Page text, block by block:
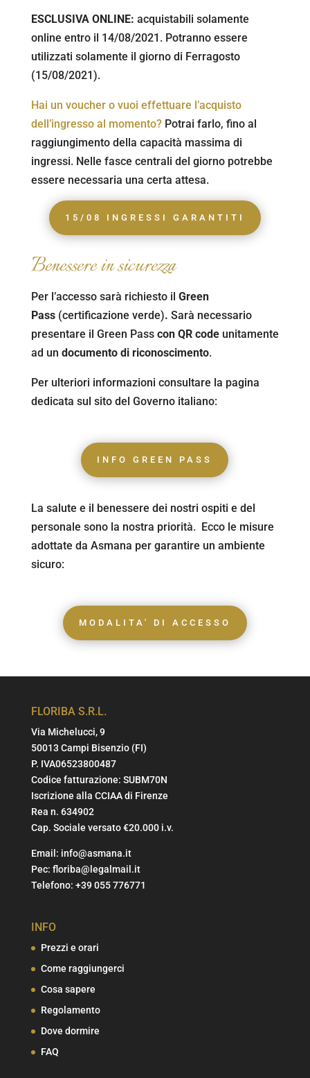
ESCLUSIVA ONLINE: acquistabili solamente
online entro il 14/08/2021. Potranno essere
utilizzati solamente il giorno di Ferragosto
(15/08/2021).
Hai un voucher o vuoi effettuare l’acquisto
dell’ingresso al momento? Potrai farlo, fino al
raggiungimento della capacità massima di
ingressi. Nelle fasce centrali del giorno potrebbe
essere necessaria una certa attesa.
15/08 INGRESSI GARANTITI
Benessere in sicurezza
Per l’accesso sarà richiesto il Green
Pass (certificazione verde). Sarà necessario
presentare il Green Pass con QR code unitamente
ad un documento di riconoscimento.
Per ulteriori informazioni consultare la pagina
dedicata sul sito del Governo italiano:
INFO GREEN PASS
La salute e il benessere dei nostri ospiti e del
personale sono la nostra priorità. Ecco le misure
adottate da Asmana per garantire un ambiente
sicuro:
MODALITA' DI ACCESSO
FLORIBA S.R.L.
Via Michelucci, 9
50013 Campi Bisenzio (FI)
P. IVA06523800487
Codice fatturazione: SUBM70N
Iscrizione alla CCIAA di Firenze
Rea n. 634902
Cap. Sociale versato €20.000 i.v.
Email: info@asmana.it
Pec: floriba@legalmail.it
Telefono: +39 055 776771
INFO
Prezzi e orari
Come raggiungerci
Cosa sapere
Regolamento
Dove dormire
FAQ